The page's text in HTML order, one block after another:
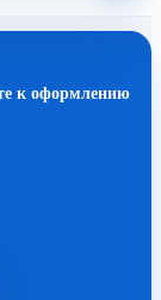
к оформлению